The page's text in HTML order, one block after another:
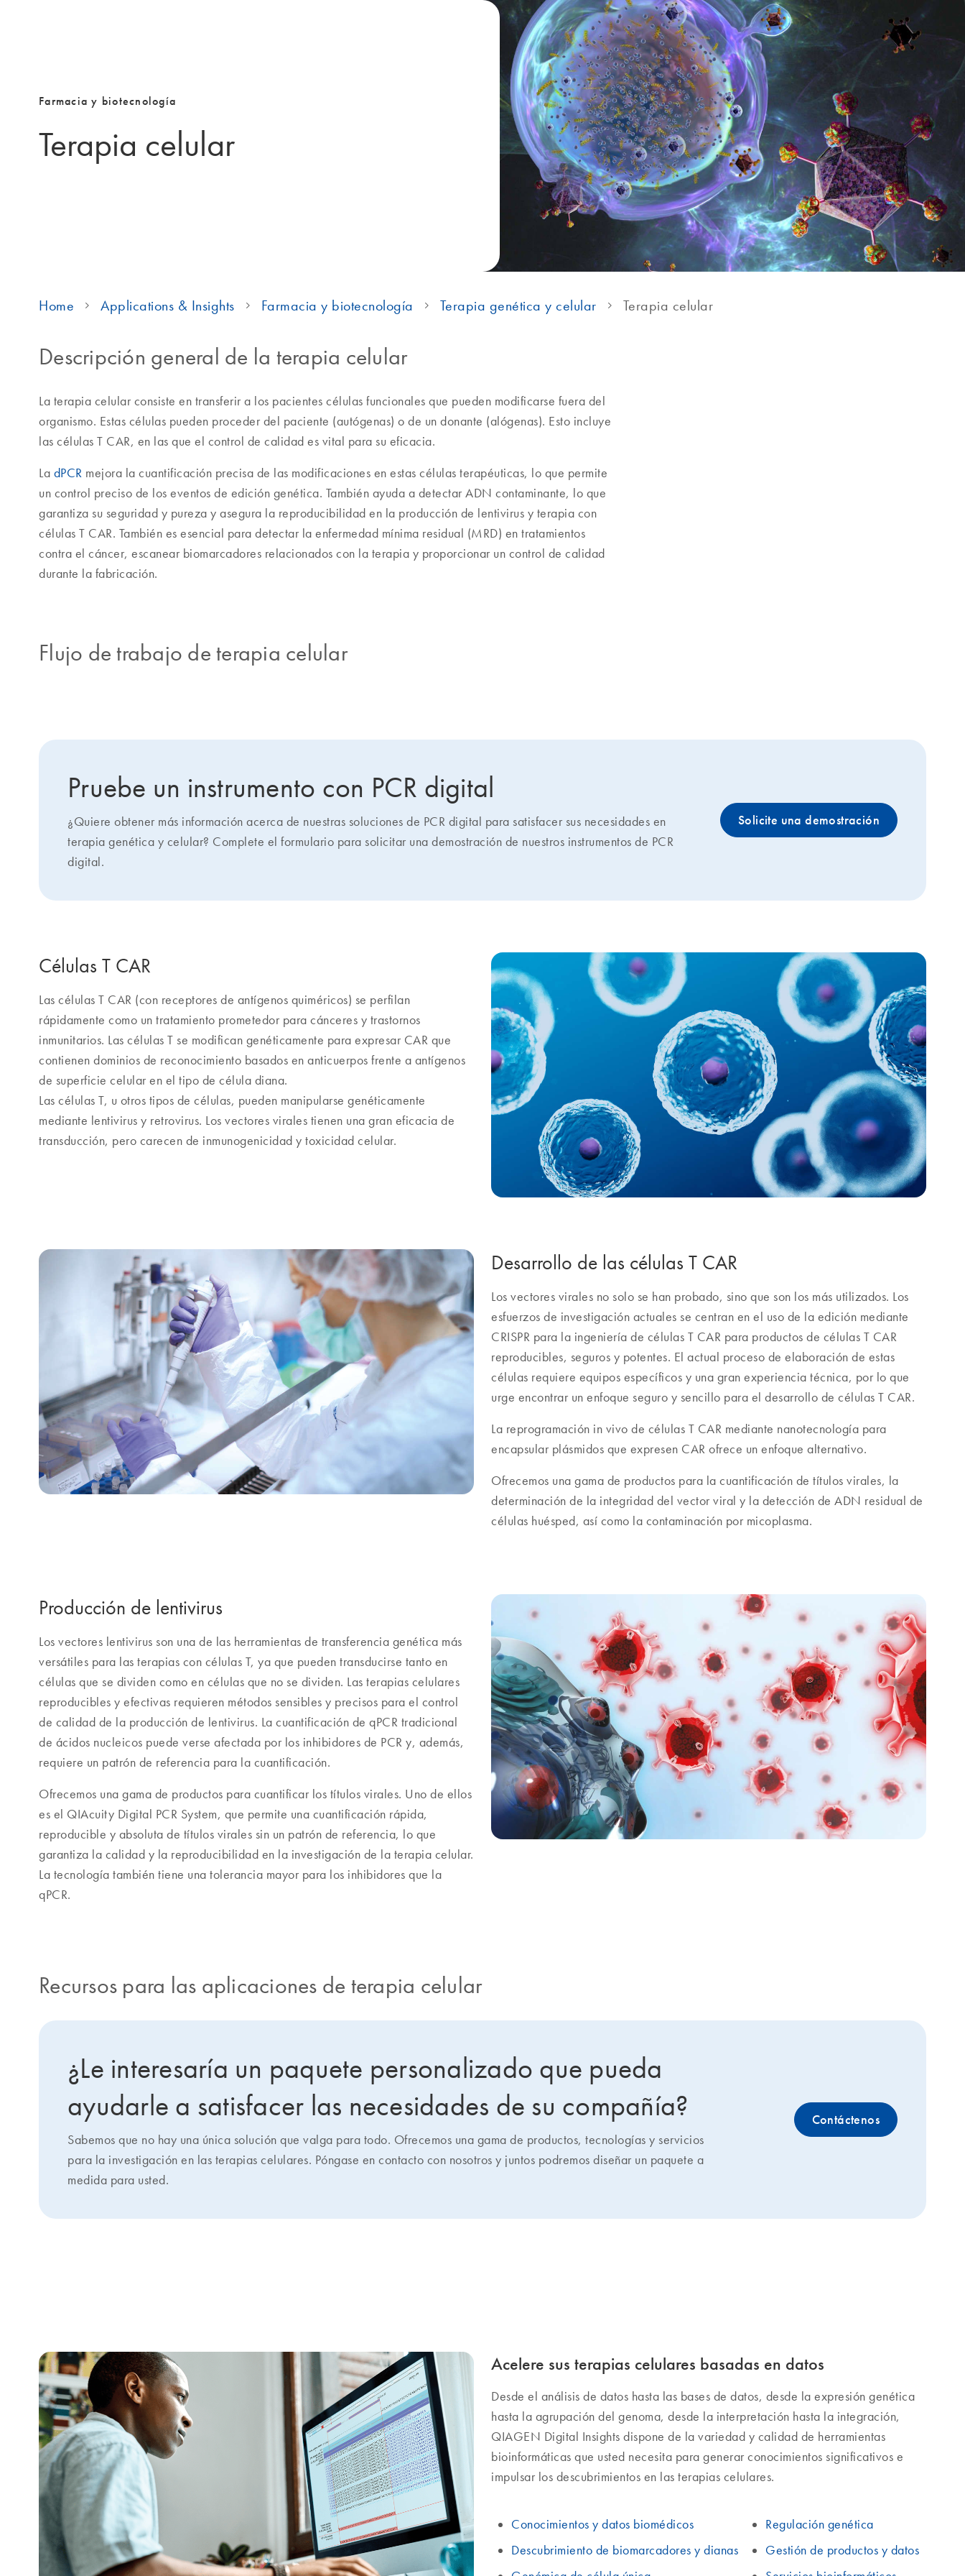
Farmacia y biotecnología
Terapia celular
Home Applications & Insights Farmacia y biotecnología Terapia genética y celular Terapia celular
Descripción general de la terapia celular
La terapia celular consiste en transferir a los pacientes células funcionales que pueden modificarse fuera del
organismo. Estas células pueden proceder del paciente (autógenas) o de un donante (alógenas). Esto incluye
las células T CAR, en las que el control de calidad es vital para su eficacia.
La dPCR mejora la cuantificación precisa de las modificaciones en estas células terapéuticas, lo que permite
un control preciso de los eventos de edición genética. También ayuda a detectar ADN contaminante, lo que
garantiza su seguridad y pureza y asegura la reproducibilidad en la producción de lentivirus y terapia con
células T CAR. También es esencial para detectar la enfermedad mínima residual (MRD) en tratamientos
contra el cáncer, escanear biomarcadores relacionados con la terapia y proporcionar un control de calidad
durante la fabricación.
Flujo de trabajo de terapia celular
Pruebe un instrumento con PCR digital
¿Quiere obtener más información acerca de nuestras soluciones de PCR digital para satisfacer sus necesidades en
terapia genética y celular? Complete el formulario para solicitar una demostración de nuestros instrumentos de PCR
digital.
Solicite una demostración
Células T CAR
Las células T CAR (con receptores de antígenos quiméricos) se perfilan
rápidamente como un tratamiento prometedor para cánceres y trastornos
inmunitarios. Las células T se modifican genéticamente para expresar CAR que
contienen dominios de reconocimiento basados en anticuerpos frente a antígenos
de superficie celular en el tipo de célula diana.
Las células T, u otros tipos de células, pueden manipularse genéticamente
mediante lentivirus y retrovirus. Los vectores virales tienen una gran eficacia de
transducción, pero carecen de inmunogenicidad y toxicidad celular.
Desarrollo de las células T CAR
Los vectores virales no solo se han probado, sino que son los más utilizados. Los
esfuerzos de investigación actuales se centran en el uso de la edición mediante
CRISPR para la ingeniería de células T CAR para productos de células T CAR
reproducibles, seguros y potentes. El actual proceso de elaboración de estas
células requiere equipos específicos y una gran experiencia técnica, por lo que
urge encontrar un enfoque seguro y sencillo para el desarrollo de células T CAR.
La reprogramación in vivo de células T CAR mediante nanotecnología para
encapsular plásmidos que expresen CAR ofrece un enfoque alternativo.
Ofrecemos una gama de productos para la cuantificación de títulos virales, la
determinación de la integridad del vector viral y la detección de ADN residual de
células huésped, así como la contaminación por micoplasma.
Producción de lentivirus
Los vectores lentivirus son una de las herramientas de transferencia genética más
versátiles para las terapias con células T, ya que pueden transducirse tanto en
células que se dividen como en células que no se dividen. Las terapias celulares
reproducibles y efectivas requieren métodos sensibles y precisos para el control
de calidad de la producción de lentivirus. La cuantificación de qPCR tradicional
de ácidos nucleicos puede verse afectada por los inhibidores de PCR y, además,
requiere un patrón de referencia para la cuantificación.
Ofrecemos una gama de productos para cuantificar los títulos virales. Uno de ellos
es el QIAcuity Digital PCR System, que permite una cuantificación rápida,
reproducible y absoluta de títulos virales sin un patrón de referencia, lo que
garantiza la calidad y la reproducibilidad en la investigación de la terapia celular.
La tecnología también tiene una tolerancia mayor para los inhibidores que la
qPCR.
Recursos para las aplicaciones de terapia celular
¿Le interesaría un paquete personalizado que pueda
ayudarle a satisfacer las necesidades de su compañía?
Sabemos que no hay una única solución que valga para todo. Ofrecemos una gama de productos, tecnologías y servicios
para la investigación en las terapias celulares. Póngase en contacto con nosotros y juntos podremos diseñar un paquete a
medida para usted.
Contáctenos
Acelere sus terapias celulares basadas en datos
Desde el análisis de datos hasta las bases de datos, desde la expresión genética
hasta la agrupación del genoma, desde la interpretación hasta la integración,
QIAGEN Digital Insights dispone de la variedad y calidad de herramientas
bioinformáticas que usted necesita para generar conocimientos significativos e
impulsar los descubrimientos en las terapias celulares.
Conocimientos y datos biomédicos
Descubrimiento de biomarcadores y dianas
Regulación genética
Gestión de productos y datos